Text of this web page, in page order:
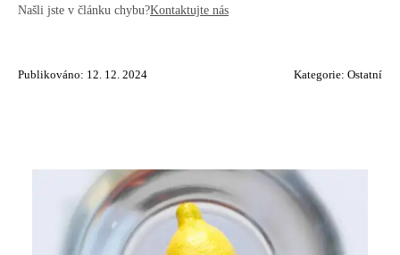
Našli jste v článku chybu?Kontaktujte nás
Publikováno: 12. 12. 2024 Kategorie: Ostatní